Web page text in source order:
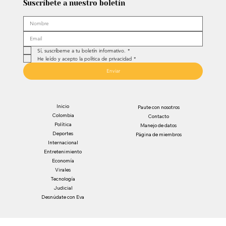
Suscríbete a nuestro boletín
Sí, suscríbeme a tu boletín informativo. *
He leído y acepto la política de privacidad *
Enviar
Inicio
Colombia
Política
Deportes
Internacional
Entretenimiento
Economía
Virales
Tecnología
Judicial
Desnúdate con Eva
Paute con nosotros
Contacto
Manejo de datos
Página de miembros